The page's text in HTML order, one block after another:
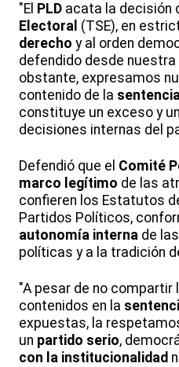
"El PLD acata la decisión
Electoral (TSE), en
derecho y al orden
defendido desde
obstante, expresamos
contenido de la
constituye un exceso y
decisiones internas del
Defendió que el Comité
marco legítimo de las
confieren los Estatutos
Partidos Políticos,
autonomía interna de
políticas y a la tradición
"A pesar de no
contenidos en la
expuestas, la
un partido serio,
con la institucionalidad